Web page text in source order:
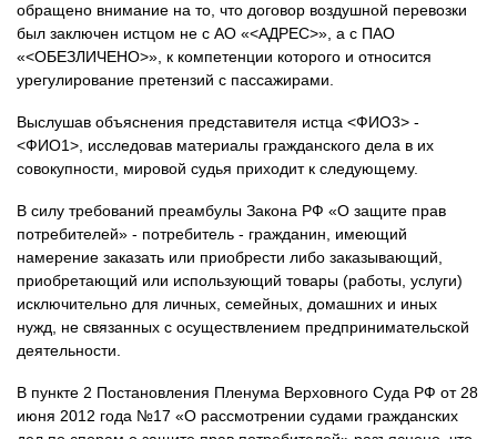
обращено внимание на то, что договор воздушной перевозки
был заключен истцом не с АО «<АДРЕС>», а с ПАО
«<ОБЕЗЛИЧЕНО>», к компетенции которого и относится
урегулирование претензий с пассажирами.
Выслушав объяснения представителя истца <ФИО3> -
<ФИО1>, исследовав материалы гражданского дела в их
совокупности, мировой судья приходит к следующему.
В силу требований преамбулы Закона РФ «О защите прав
потребителей» - потребитель - гражданин, имеющий
намерение заказать или приобрести либо заказывающий,
приобретающий или использующий товары (работы, услуги)
исключительно для личных, семейных, домашних и иных
нужд, не связанных с осуществлением предпринимательской
деятельности.
В пункте 2 Постановления Пленума Верховного Суда РФ от 28
июня 2012 года №17 «О рассмотрении судами гражданских